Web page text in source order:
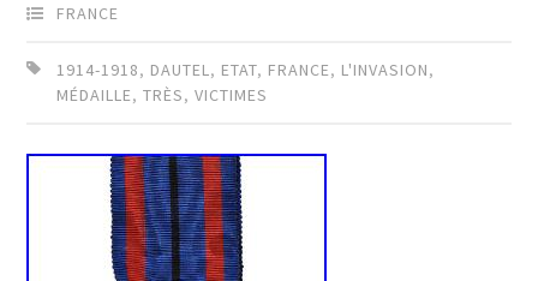
FRANCE
1914-1918, DAUTEL, ETAT, FRANCE, L'INVASION,
MÉDAILLE,TRÈS,VICTIMES